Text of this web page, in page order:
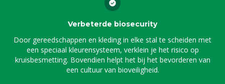
Verbeterde biosecurity
Door gereedschappen en kleding in elke stal te scheiden met
een speciaal kleurensysteem, verklein je het risico op
kruisbesmetting. Bovendien helpt het bij het bevorderen van
een cultuur van bioveiligheid.